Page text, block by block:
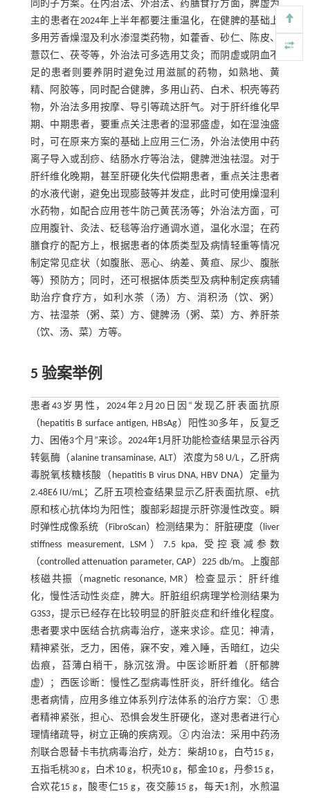
同的子方案。在内治法、外治法、药膳食疗方面，脾虚为
主的患者在2024年上半年都要注重温化，在健脾的基础上
多用芳香燥湿及利水渗湿类药物，如藿香、砂仁、陈皮、
薏苡仁、茯苓等，外治法可多选用艾灸；而阴虚或阴血不
足的患者则要养阴时避免过用滋腻的药物，如熟地、黄
精、阿胶等，同时配合健脾，多用山药、白术、枳壳等药
物，外治法多用按摩、导引等疏达肝气。对于肝纤维化早
期、中期患者，要重点关注患者的湿邪盛虚，如在湿浊盛
时，可在原来方案的基础上应用三仁汤，外治法使用中药
离子导入或刮痧、结肠水疗等治法，健脾泄浊祛湿。对于
肝纤维化晚期，甚至肝硬化失代偿期患者，重点关注患者
的水液代谢，避免出现膨鼓等并发症，此时可使用燥湿利
水药物，如配合应用苍牛防己黄芪汤等；外治法方面，可
应用腹针、灸法、砭毯等治疗通调水道，温化水湿；在药
膳食疗的配方上，根据患者的体质类型及病情轻重等情况
制定常见症状（如腹胀、恶心、纳差、黄疸、尿少、腹胀
等）预防方；同时，还可根据体质类型及病种制定疾病辅
助治疗食疗方，如利水茶（汤）方、消积汤（饮、粥）
方、祛湿茶（粥、菜）方、健脾汤（粥、菜）方、养肝茶
（饮、汤、菜）方等。
5 验案举例
患者43岁男性，2024年2月20日因“发现乙肝表面抗原
（hepatitis B surface antigen, HBsAg）阳性30多年，反复乏
力、困倦3个月”来诊。2024年1月肝功能检查结果显示谷丙
转氨酶（alanine transaminase, ALT）浓度为58 U/L，乙肝病
毒脱氧核糖核酸（hepatitis B virus DNA, HBV DNA）定量为
2.48E6 IU/mL；乙肝五项检查结果显示乙肝表面抗原、e抗
原和核心抗体均为阳性；腹部彩超提示肝弥漫性改变。瞬
时弹性成像系统（FibroScan）检测结果为：肝脏硬度（liver
stiffness measurement, LSM）7.5 kpa, 受控衰减参数
（controlled attenuation parameter, CAP）225 db/m。上腹部
核磁共振（magnetic resonance, MR）检查显示：肝纤维
化，慢性活动性炎症，脾大。肝脏组织病理学检测结果为
G3S3，提示已经存在比较明显的肝脏炎症和纤维化程度。
患者要求中医结合抗病毒治疗，遂来求诊。症见：神清，
精神紧张，乏力，困倦，寐不安，难入睡，舌暗红，边尖
齿痕，苔薄白稍干，脉沉弦滑。中医诊断肝着（肝郁脾
虚）；西医诊断：慢性乙型病毒性肝炎，肝纤维化。结合
患者病情，应用多维立体系列疗法体系的治疗方案：①患
者精神紧张，担心、恐惧会发生肝硬化，遂对患者进行心
理情绪疏导，树立正确的疾病观。②内治法：采用中药汤
剂联合恩替卡韦抗病毒治疗，处方：柴胡10 g，白芍15 g，
五指毛桃30 g，白术10 g，枳壳10 g，郁金10 g，丹参15 g，
合欢花15 g，酸枣仁15 g，夜交藤15 g，每天1剂，水煎温